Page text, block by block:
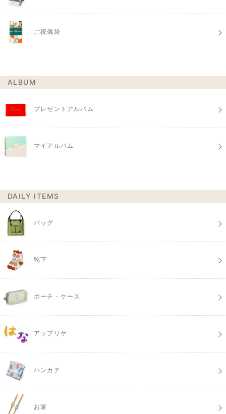
ご祝儀袋
ALBUM
プレゼントアルバム
マイアルバム
DAILY ITEMS
バッグ
靴下
ポーチ・ケース
アップリケ
ハンカチ
お箸